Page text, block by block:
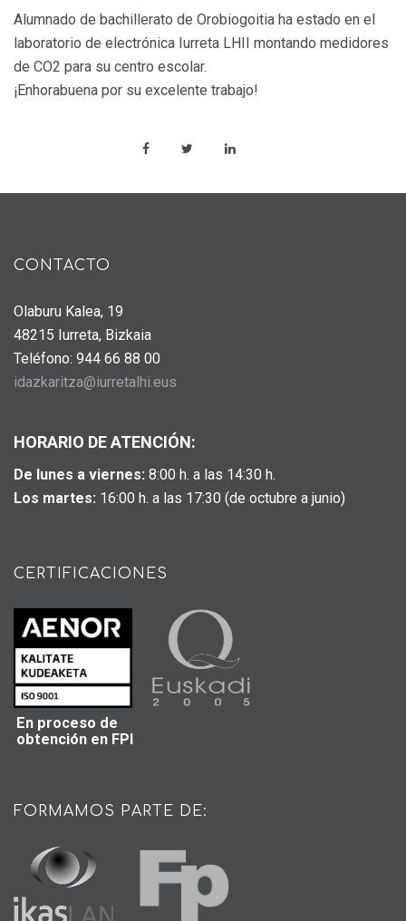
Alumnado de bachillerato de Orobiogoitia ha estado en el
laboratorio de electrónica Iurreta LHII montando medidores
de CO2 para su centro escolar.
¡Enhorabuena por su excelente trabajo!
CONTACTO
Olaburu Kalea, 19
48215 Iurreta, Bizkaia
Teléfono: 944 66 88 00
idazkaritza@iurretalhi.eus
HORARIO DE ATENCIÓN:
De lunes a viernes: 8:00 h. a las 14:30 h.
Los martes: 16:00 h. a las 17:30 (de octubre a junio)
CERTIFICACIONES
En proceso de
obtención en FPI
FORMAMOS PARTE DE: